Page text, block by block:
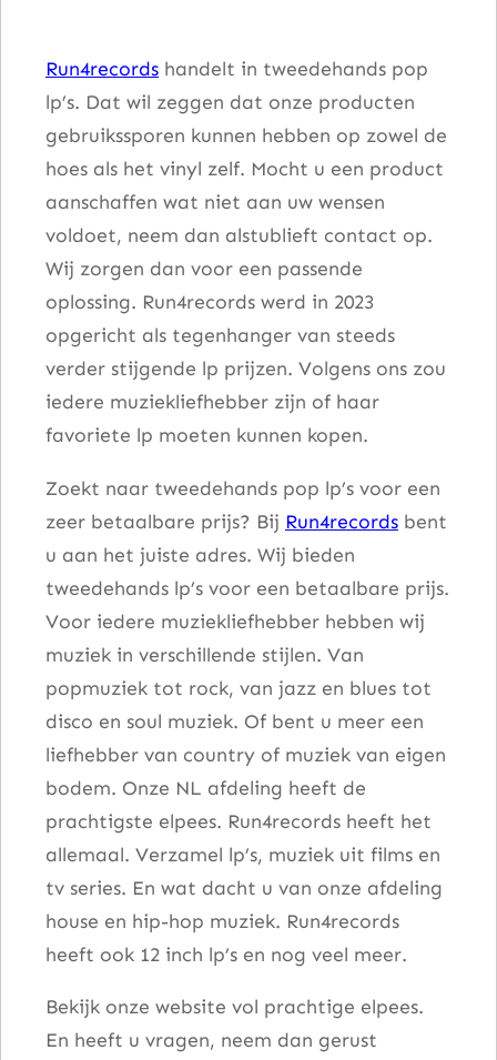
Run4records handelt in tweedehands pop
lp’s. Dat wil zeggen dat onze producten
gebruikssporen kunnen hebben op zowel de
hoes als het vinyl zelf. Mocht u een product
aanschaffen wat niet aan uw wensen
voldoet, neem dan alstublieft contact op.
Wij zorgen dan voor een passende
oplossing. Run4records werd in 2023
opgericht als tegenhanger van steeds
verder stijgende lp prijzen. Volgens ons zou
iedere muziekliefhebber zijn of haar
favoriete lp moeten kunnen kopen.
Zoekt naar tweedehands pop lp’s voor een
zeer betaalbare prijs? Bij Run4records bent
u aan het juiste adres. Wij bieden
tweedehands lp’s voor een betaalbare prijs.
Voor iedere muziekliefhebber hebben wij
muziek in verschillende stijlen. Van
popmuziek tot rock, van jazz en blues tot
disco en soul muziek. Of bent u meer een
liefhebber van country of muziek van eigen
bodem. Onze NL afdeling heeft de
prachtigste elpees. Run4records heeft het
allemaal. Verzamel lp’s, muziek uit films en
tv series. En wat dacht u van onze afdeling
house en hip-hop muziek. Run4records
heeft ook 12 inch lp’s en nog veel meer.
Bekijk onze website vol prachtige elpees.
En heeft u vragen, neem dan gerust